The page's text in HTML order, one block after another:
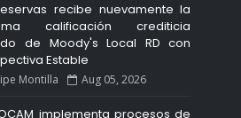
recibe nuevamente la
calificación crediticia
de Moody's Local RD con
Estable
Montilla Aug 05, 2026
implementa procesos de